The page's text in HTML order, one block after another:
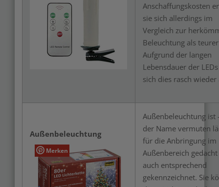
Anschaffungskosten
sie sich allerdings im
Vergleich zur
Beleuchtung als
Aufgrund der langen
Lebensdauer der
sich dies rasch wieder
Außenbeleuchtung
Merken
Außenbeleuchtung ist
der Name vermuten
für die Anbringung im
Außenbereich
auch entsprechend
gekennzeichnet. Sie